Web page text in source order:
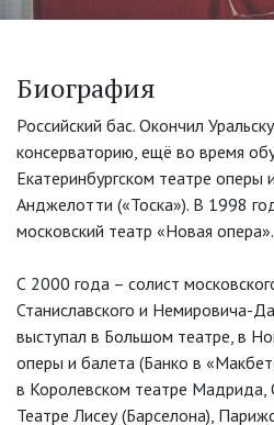
Биография
Российский бас. Окончил
консерваторию, ещё во время
Екатеринбургском театре оперы
Анджелотти («Тоска»). В 1998
московский театр «Новая опера».
С 2000 года – солист
Станиславского и Немировича-
выступал в Большом театре, в
оперы и балета (Банко в
в Королевском театре
Театре Лисеу (Барселона),